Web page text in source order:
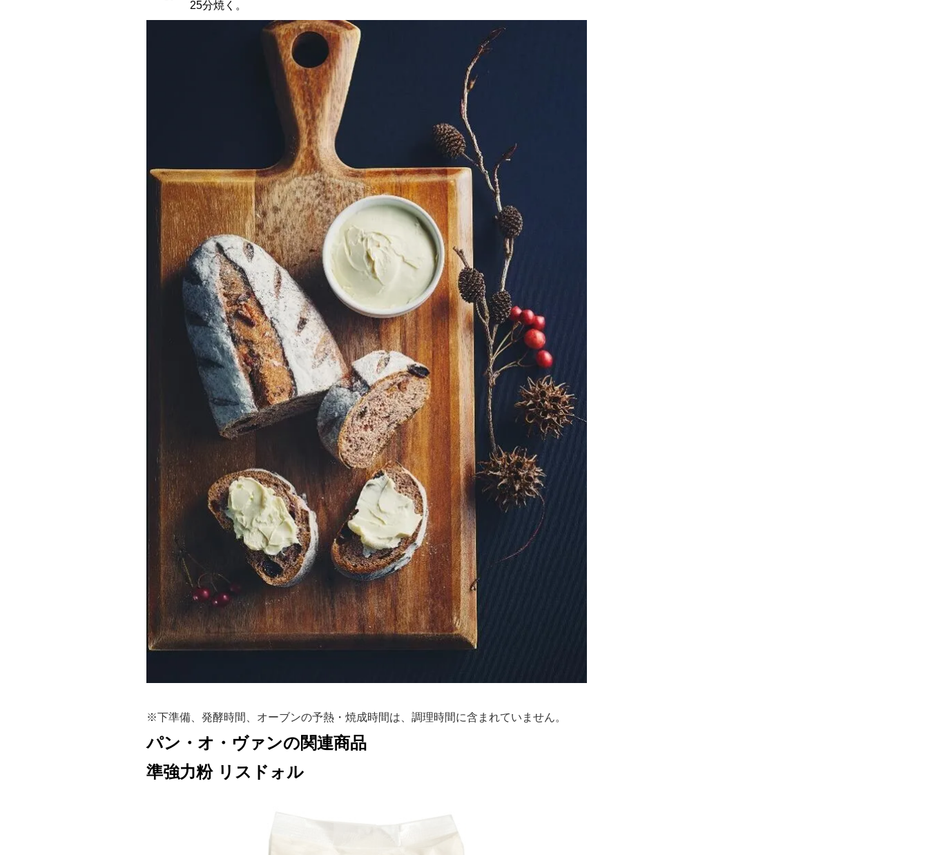
25分焼く。
※下準備、発酵時間、オーブンの予熱・焼成時間は、調理時間に含まれていません。
パン・オ・ヴァンの関連商品
準強力粉 リスドォル